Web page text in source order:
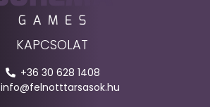
KAPCSOLAT
+36 30 628 1408
info@felnotttarsasok.hu